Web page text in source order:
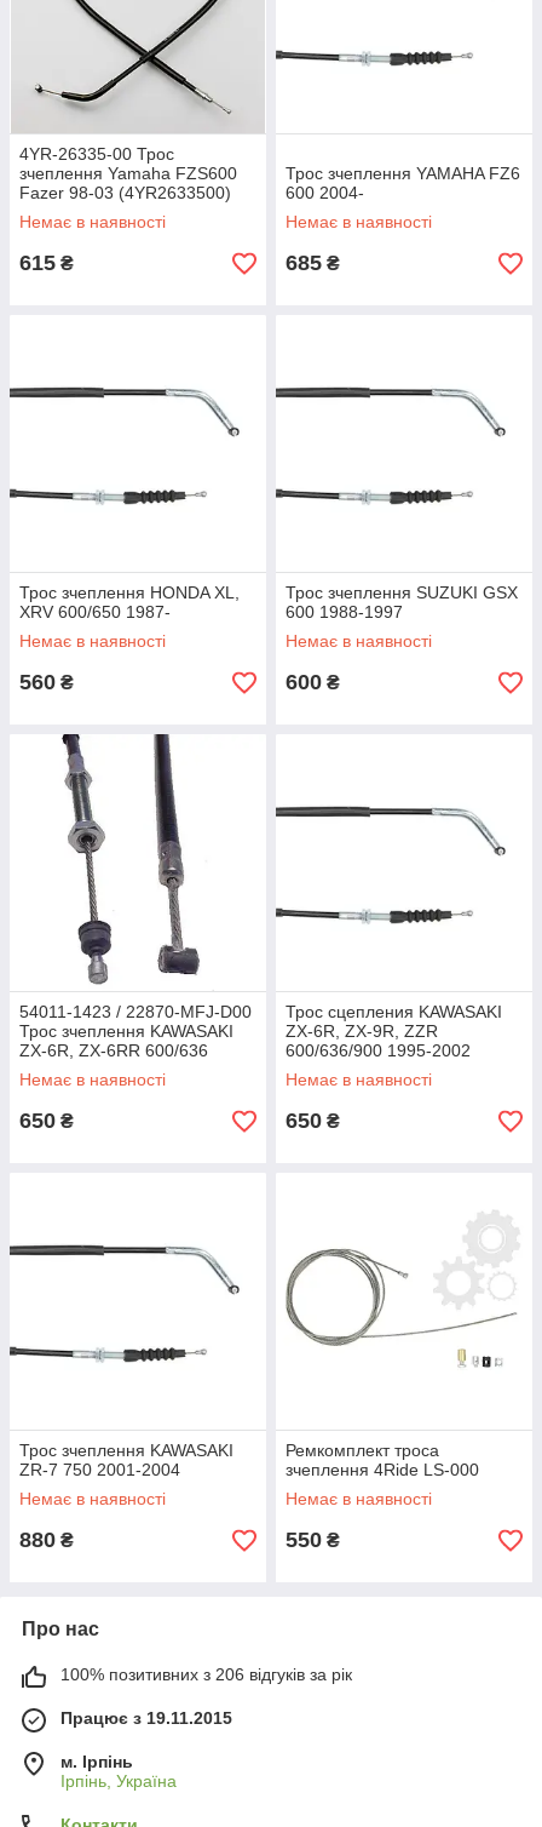
4YR-26335-00 Трос
зчеплення Yamaha FZS600
Fazer 98-03 (4YR2633500)
Немає в наявності
615 ₴
Трос зчеплення YAMAHA FZ6
600 2004-
Немає в наявності
685 ₴
Трос зчеплення HONDA XL,
XRV 600/650 1987-
Немає в наявності
560 ₴
Трос зчеплення SUZUKI GSX
600 1988-1997
Немає в наявності
600 ₴
54011-1423 / 22870-MFJ-D00
Трос зчеплення KAWASAKI
ZX-6R, ZX-6RR 600/636
2005-2006, Honda CBR600R
2007-2008
Немає в наявності
650 ₴
Трос сцепления KAWASAKI
ZX-6R, ZX-9R, ZZR
600/636/900 1995-2002
Немає в наявності
650 ₴
Трос зчеплення KAWASAKI
ZR-7 750 2001-2004
Немає в наявності
880 ₴
Ремкомплект троса
зчеплення 4Ride LS-000
Немає в наявності
550 ₴
Про нас
100% позитивних з 206 відгуків за рік
Працює з 19.11.2015
м. Ірпінь
Ірпінь, Україна